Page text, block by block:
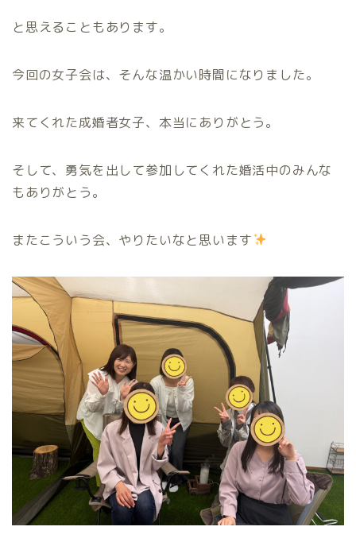
と思えることもあります。
今回の女子会は、そんな温かい時間になりました。
来てくれた成婚者女子、本当にありがとう。
そして、勇気を出して参加してくれた婚活中のみんな
もありがとう。
またこういう会、やりたいなと思います